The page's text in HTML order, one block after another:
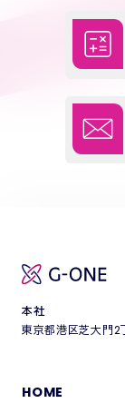
本社
東京都港区芝大門
HOME